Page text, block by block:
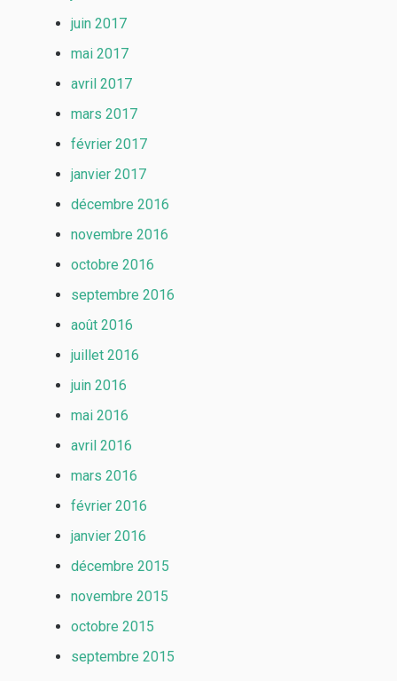
juin 2017
mai 2017
avril 2017
mars 2017
février 2017
janvier 2017
décembre 2016
novembre 2016
octobre 2016
septembre 2016
août 2016
juillet 2016
juin 2016
mai 2016
avril 2016
mars 2016
février 2016
janvier 2016
décembre 2015
novembre 2015
octobre 2015
septembre 2015